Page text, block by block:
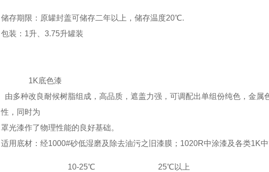
储存期限：原罐封盖可储存二年以上，储存温度20℃.
包装：1升、3.75升罐装
1K底色漆
由多种改良耐候树脂组成，高品质，遮盖力强，可调配出单组份纯色，金
性，同时为
罩光漆作了物理性能的良好基础。
适用底材：经1000#砂低湿磨及除去油污之旧漆膜；1020R中涂漆及各类1K
10-25℃ 25℃以上